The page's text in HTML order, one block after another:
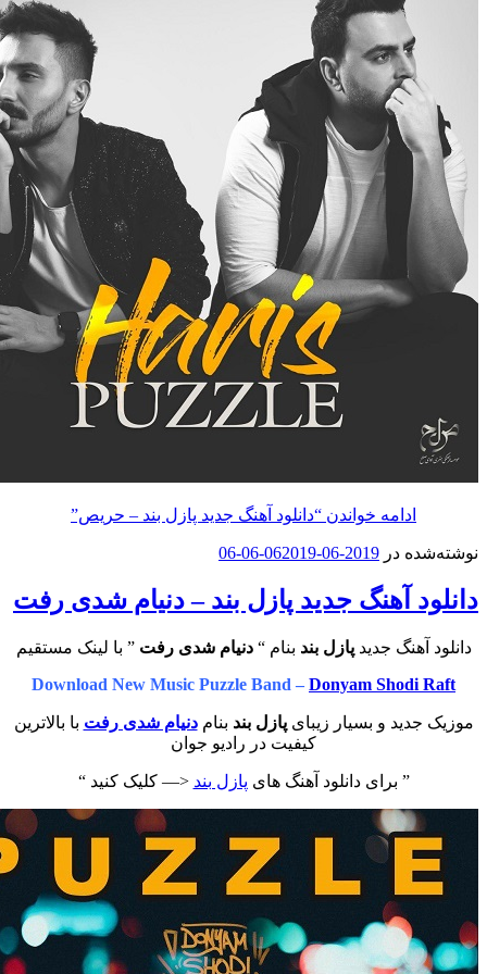
خواندن“دانلود آهنگ جدید پازل بند – حریص”
2019-06-06
2019-06-06
آهنگ جدید پازل بند – دنیام‌ شدی رفت
جدیدپازل بندبنام “دنیام‌ شدی رفت ” با لینک مستقیم
Download New Music Puzzle Band –Donyam
و بسیار زیبایپازل بندبنام دنیام‌ شدی رفتبا بالاترین
کیفیت در رادیو جوان
برای دانلود آهنگ هایپازل بند<— کلیک کنید “